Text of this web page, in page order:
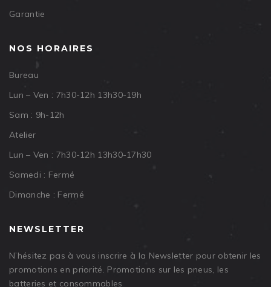
Garantie
NOS HORAIRES
Bureau
Lun – Ven : 7h30-12h 13h30-19h
Sam : 9h-12h
Atelier
Lun – Ven : 7h30-12h 13h30-17h30
Samedi : Fermé
Dimanche : Fermé
NEWSLETTER
N’hésitez pas à vous inscrire à la Newsletter pour obtenir les
promotions en priorité. Promotions sur les pneus, les
batteries et consommables